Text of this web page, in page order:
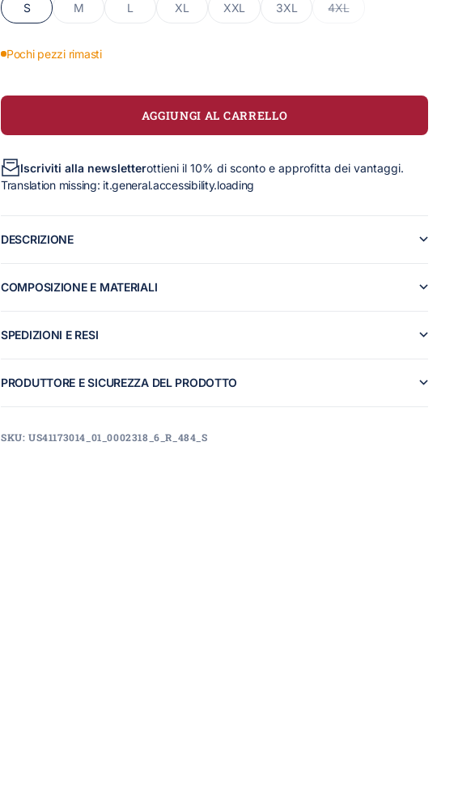
S
M L XL XXL 3XL 4XL
Pochi pezzi rimasti
AGGIUNGI AL CARRELLO
Iscriviti alla newsletterottieni il 10% di sconto e approfitta dei vantaggi.
Translation missing: it.general.accessibility.loading
DESCRIZIONE
COMPOSIZIONE E MATERIALI
SPEDIZIONI E RESI
PRODUTTORE E SICUREZZA DEL PRODOTTO
SKU: US41173014_01_0002318_6_R_484_S